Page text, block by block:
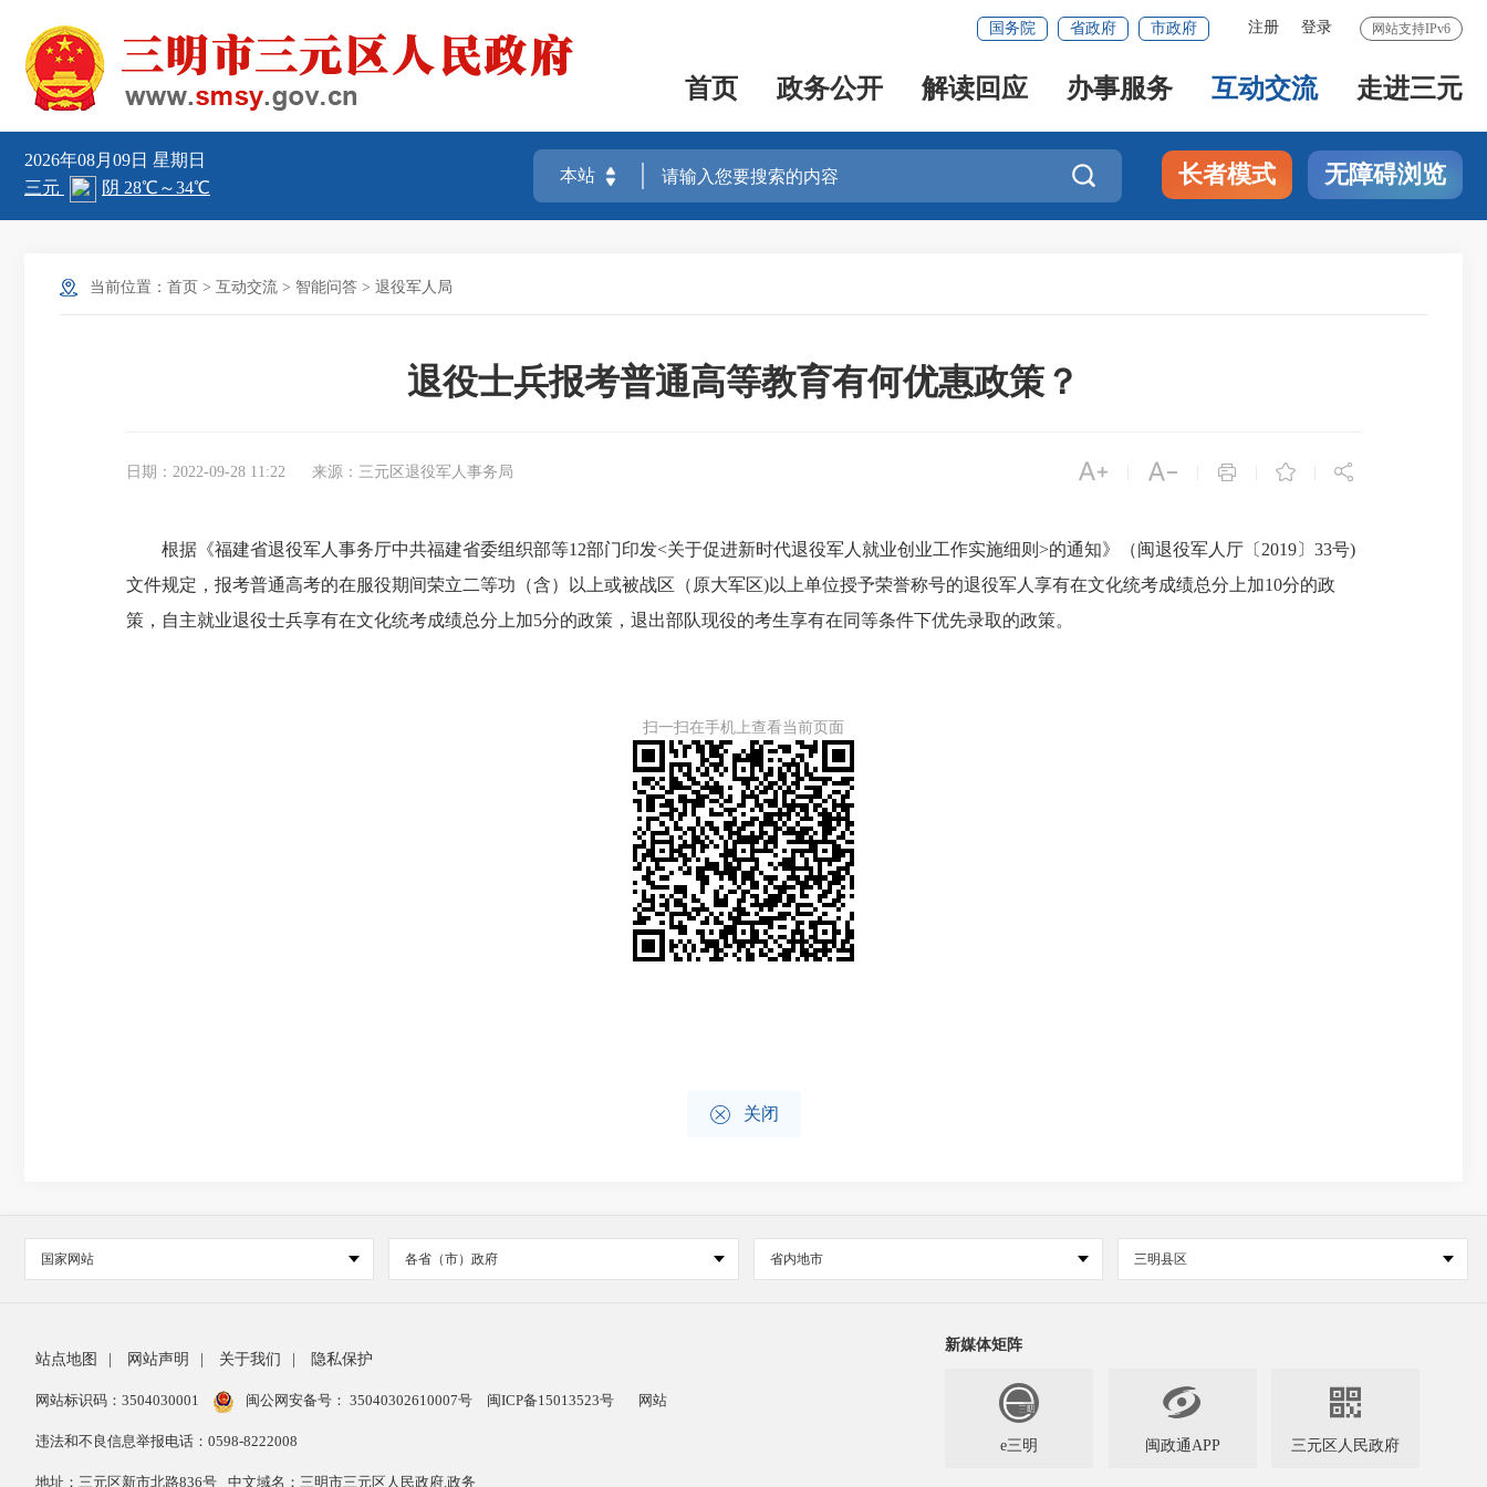
网站支持IPv6
注册 登录
国务院 省政府 市政府
首页 政务公开 解读回应 办事服务 互动交流 走进三元
2026年08月09日 星期日
 长者模式 无障碍浏览
当前位置： 首页 > 互动交流 > 智能问答 > 退役军人局
退役士兵报考普通高等教育有何优惠政策？
日期：2022-09-28 11:22 来源：三元区退役军人事务局     
根据《福建省退役军人事务厅中共福建省委组织部等12部门印发<关于促进新时代退役军人就业创业工作实施细则 >的通知》（闽退役军人厅〔 2019〕 33号)
文件规定，报考普通高考的在服役期间荣立二等功（含）以上或被战区（原大军区)以上单位授予荣誉称号的退役军人享有在文化统考成绩总分上加10分的政
策，自主就业退役士兵享有在文化统考成绩总分上加5分的政策，退出部队现役的考生享有在同等条件下优先录取的政策。
扫一扫在手机上查看当前页面
 关闭
国家网站 各省（市）政府 省内地市 三明县区
站点地图 网站声明 关于我们 隐私保护
网站标识码：3504030001 闽公网安备号： 35040302610007号 闽ICP备15013523号 网站
违法和不良信息举报电话：0598-8222008
地址：三元区新市北路836号 中文域名：三明市三元区人民政府.政务
新媒体矩阵
e三明

闽政通APP

三元区人民政府